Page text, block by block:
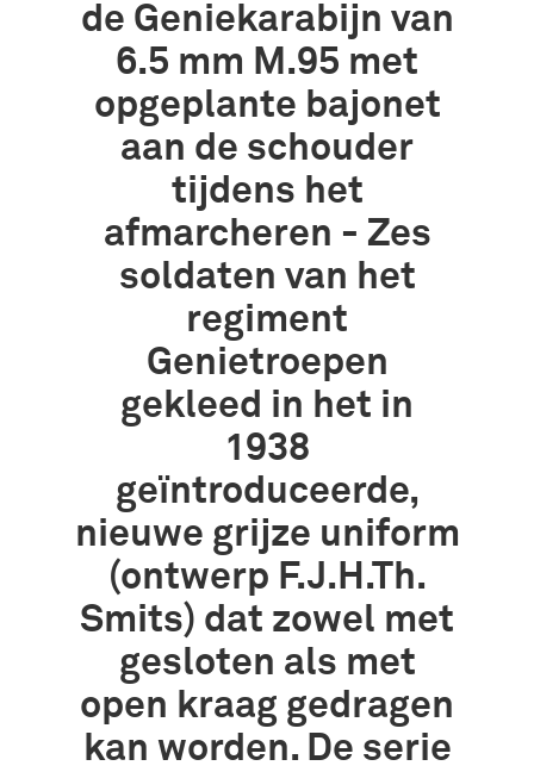
de Geniekarabijn van
6.5 mm M.95 met
opgeplante bajonet
aan de schouder
tijdens het
afmarcheren - Zes
soldaten van het
regiment
Genietroepen
gekleed in het in
1938
geïntroduceerde,
nieuwe grijze uniform
(ontwerp F.J.H.Th.
Smits) dat zowel met
gesloten als met
open kraag gedragen
kan worden. De serie